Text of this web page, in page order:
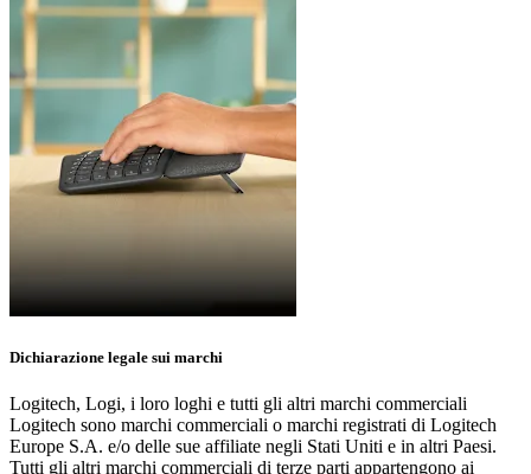
Dichiarazione legale sui marchi
Logitech, Logi, i loro loghi e tutti gli altri marchi commerciali
Logitech sono marchi commerciali o marchi registrati di Logitech
Europe S.A. e/o delle sue affiliate negli Stati Uniti e in altri Paesi.
Tutti gli altri marchi commerciali di terze parti appartengono ai